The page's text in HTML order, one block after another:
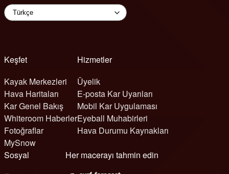
Keşfet
Kayak Merkezleri
Hava Haritaları
Kar Genel Bakış
Whiteroom Haberler
Fotoğraflar
MySnow
Hizmetler
Üyelik
E-posta Kar Uyarıları
Mobil Kar Uygulaması
Eyeball Muhabirleri
Hava Durumu Kaynakları
Sosyal
Her macerayı tahmin edin